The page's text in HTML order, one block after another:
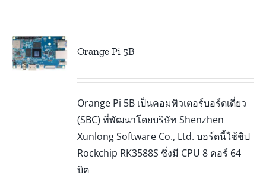
Orange Pi 5B
Orange Pi 5B เป็นคอมพิวเตอร์บอร์ดเดี่ยว
(SBC) ที่พัฒนาโดยบริษัท Shenzhen
Xunlong Software Co., Ltd. บอร์ดนี้ใช้ชิป
Rockchip RK3588S ซึ่งมี CPU 8 คอร์ 64
บิต